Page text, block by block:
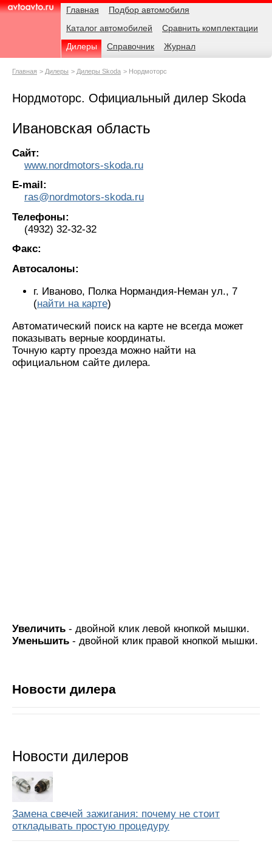
AvtoAvto.ru
Навигация Главная
Подбор автомобиля
Каталог автомобилей
Сравнить комплектации
Дилеры
Справочник Журнал
Родительские
Главная Дилеры Дилеры Skoda Нордмоторс
Нордмоторс. Официальный дилер Skoda
Ивановская область
Сайт:
www.nordmotors-skoda.ru
E-mail:
ras@nordmotors-skoda.ru
Телефоны:
(4932) 32-32-32
Факс:
Автосалоны:
г. Иваново, Полка Нормандия-Неман ул., 7
(найти на карте)
Автоматический поиск на карте не всегда может
показывать верные координаты.
Точную карту проезда можно найти на
официальном сайте дилера.
Увеличить - двойной клик левой кнопкой мышки.
Уменьшить - двойной клик правой кнопкой мышки.
Новости дилера
Новости дилеров
Замена свечей зажигания: почему не стоит
откладывать простую процедуру